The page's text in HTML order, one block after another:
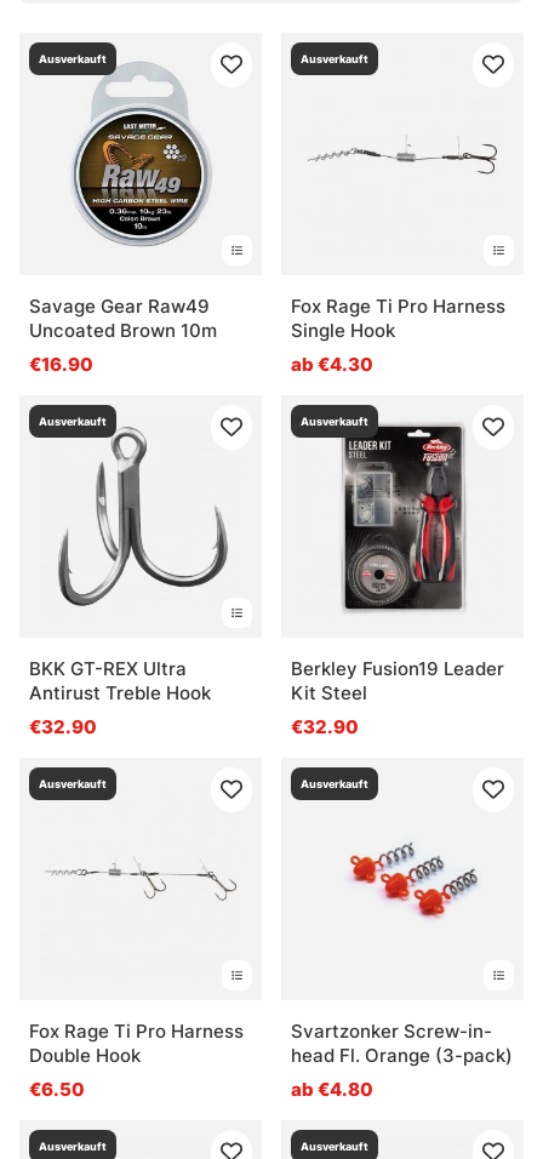
Wann lohnt sich ein fertiger Stinger?
Was ist beim Material und bei der Größe wichtig?
Ausverkauft
Savage Gear Raw49
Uncoated Brown 10m
€16.90
Ausverkauft
Fox Rage Ti Pro Harness
Single Hook
ab €4.30
Ausverkauft
BKK GT-REX Ultra
Antirust Treble Hook
€32.90
Ausverkauft
Berkley Fusion19 Leader
Kit Steel
€32.90
Ausverkauft
Fox Rage Ti Pro Harness
Double Hook
€6.50
Ausverkauft
Svartzonker Screw-in-
head Fl. Orange (3-pack)
ab €4.80
Ausverkauft Ausverkauft